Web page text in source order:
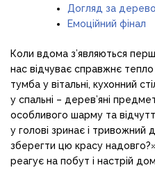
Догляд за
Емоційний фінал
Коли вдома з’являються
нас відчуває справжнє
тумба у вітальні, кухонний
у спальні – дерев’яні
особливого шарму та
у голові зринає і тривожний
зберегти цю красу
реагує на побут і настрій